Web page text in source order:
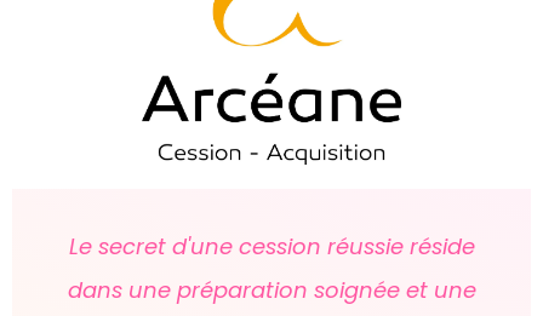
Le secret d'une cession réussie réside
dans une préparation soignée et une